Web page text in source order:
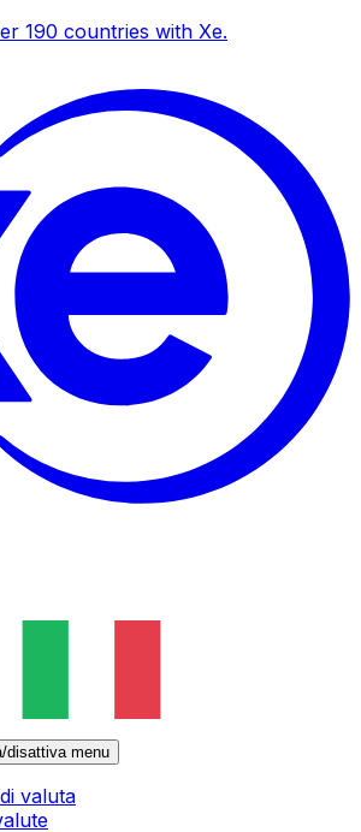
190 countries with Xe.
disattiva menu
valuta